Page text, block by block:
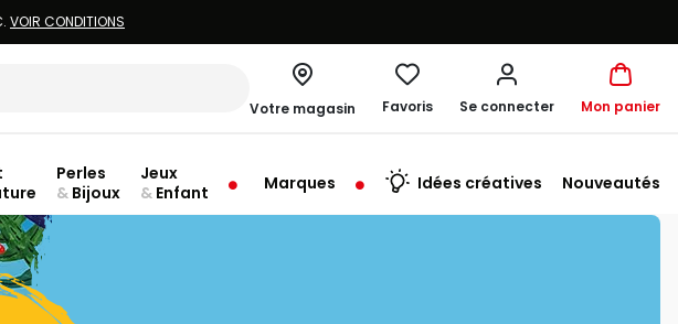
VOIR CONDITIONS
Votre magasin
Ferme à 19:00
Favoris Se connecter Mon panier
Perles
& Bijoux
Jeux
& Enfant Marques Idées créatives Nouveautés